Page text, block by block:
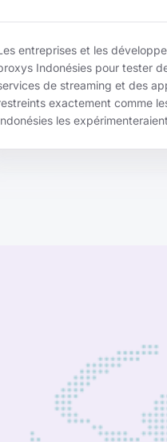
entreprises et les
Indonésies pour tester
de streaming et des
exactement comme
les